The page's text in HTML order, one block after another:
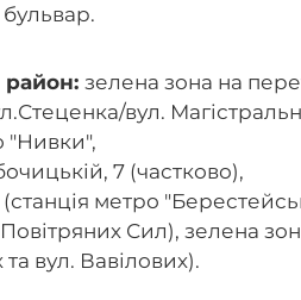
район:зелена зона на
вул.
"Нивки",
7 (частково),
(станція метро
Сил), зелена
вул. Вавілових).